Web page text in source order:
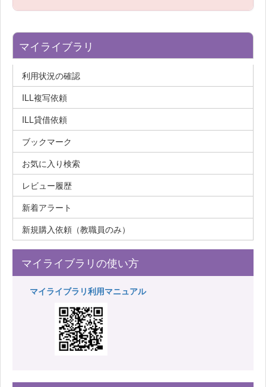
マイライブラリ
利用状況の確認
ILL複写依頼
ILL貸借依頼
ブックマーク
お気に入り検索
レビュー履歴
新着アラート
新規購入依頼（教職員のみ）
マイライブラリの使い方
マイライブラリ利用マニュアル